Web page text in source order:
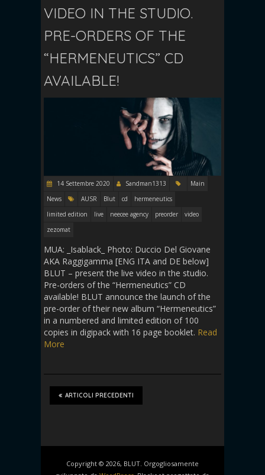
VIDEO IN THE STUDIO.
PRE-ORDERS OF THE
“HERMENEUTICS” CD
AVAILABLE!
14 Settembre 2020 Sandman1313
Main
News
AUSR Blut cd
hermeneutics
limited edition
live neecee agency preorder
video
zezomat
MUA: _Isablack_ Photo: Duccio Del Giovane
AKA Raggigamma [ENG ITA and DE below]
BLUT – present the live video in the studio.
Pre-orders of the “Hermeneutics” CD
available! BLUT announce the launch of the
pre-order of their new album “Hermeneutics”
in a numbered and limited edition of 100
copies in digipack with 16 page booklet. Read
More
ARTICOLI PRECEDENTI
Copyright © 2026, BLUT. Orgogliosamente